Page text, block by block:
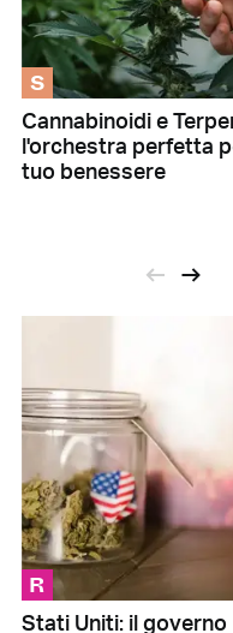
S
Cannabinoidi e
l'orchestra perfetta
tuo benessere
R
Stati Uniti: il governo